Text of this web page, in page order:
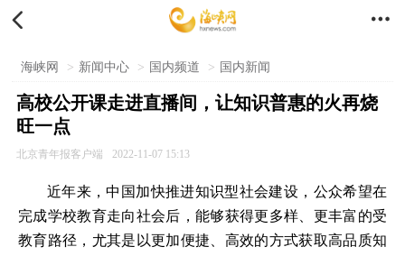
 
海峡网 > 新闻中心 > 国内频道 > 国内新闻
高校公开课走进直播间，让知识普惠的火再烧
旺一点
北京青年报客户端 2022-11-07 15:13
近年来，中国加快推进知识型社会建设，公众希望在
完成学校教育走向社会后，能够获得更多样、更丰富的受
教育路径，尤其是以更加便捷、高效的方式获取高品质知